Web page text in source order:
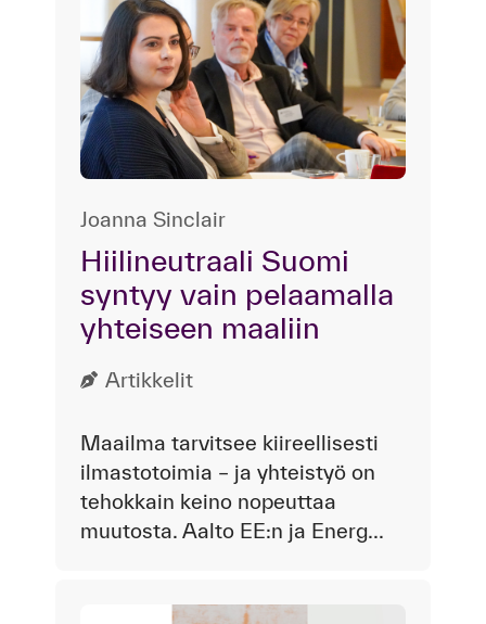
Joanna Sinclair
Hiilineutraali Suomi
syntyy vain pelaamalla
yhteiseen maaliin
Artikkelit
Maailma tarvitsee kiireellisesti
ilmastotoimia – ja yhteistyö on
tehokkain keino nopeuttaa
muutosta. Aalto EE:n ja Energ...